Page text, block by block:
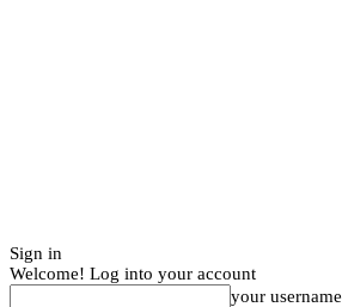
Sign in
Welcome! Log into your account
your username